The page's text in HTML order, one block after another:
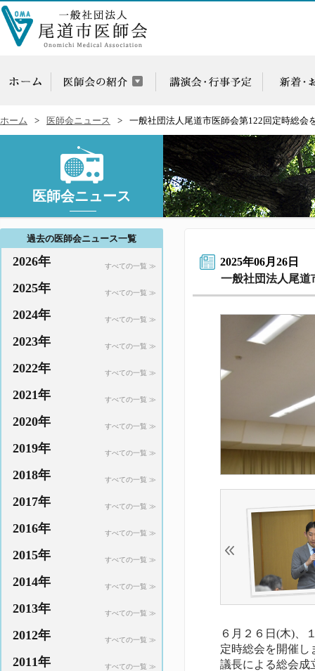
ホーム 医師会ニュース 一般社団法人尾道市医師会第122回定時総会
医師会ニュース
2025年06月26日
一般社団法人尾道
６月２６日(木)、
定時総会を開催し
議長による総会成
過去の医師会ニュース一覧
2026年 すべての一覧 ≫
2025年 すべての一覧 ≫
2024年 すべての一覧 ≫
2023年 すべての一覧 ≫
2022年 すべての一覧 ≫
2021年 すべての一覧 ≫
2020年 すべての一覧 ≫
2019年 すべての一覧 ≫
2018年 すべての一覧 ≫
2017年 すべての一覧 ≫
2016年 すべての一覧 ≫
2015年 すべての一覧 ≫
2014年 すべての一覧 ≫
2013年 すべての一覧 ≫
2012年 すべての一覧 ≫
2011年 すべての一覧 ≫